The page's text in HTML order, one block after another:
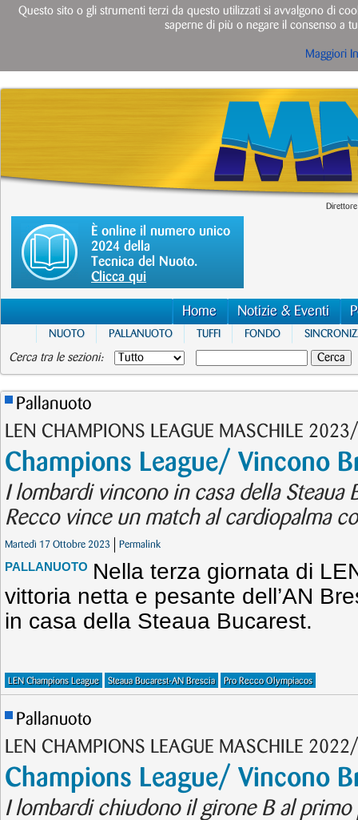
È online il numero unico
2024 della
Tecnica del Nuoto.
Clicca qui
Home Notizie & Eventi
NUOTO PALLANUOTO TUFFI FONDO
Cerca tra le sezioni:
Pallanuoto
LEN CHAMPIONS LEAGUE MASCHILE
Champions League/ Vincono
I lombardi vincono in casa della Steaua
Recco vince un match al cardiopalma
Martedì 17 Ottobre 2023 Permalink
PALLANUOTO Nella terza giornata di
vittoria netta e pesante dell’AN
in casa della Steaua Bucarest.
LEN Champions League Steaua Bucarest-AN Brescia Pro Recco Olympiacos
Pallanuoto
LEN CHAMPIONS LEAGUE MASCHILE
Champions League/ Vincono
I lombardi chiudono il girone B al
Questo sito o gli strumenti terzi da questo utilizzati si avvalgono di
saperne di più o negare il consenso a
Maggiori